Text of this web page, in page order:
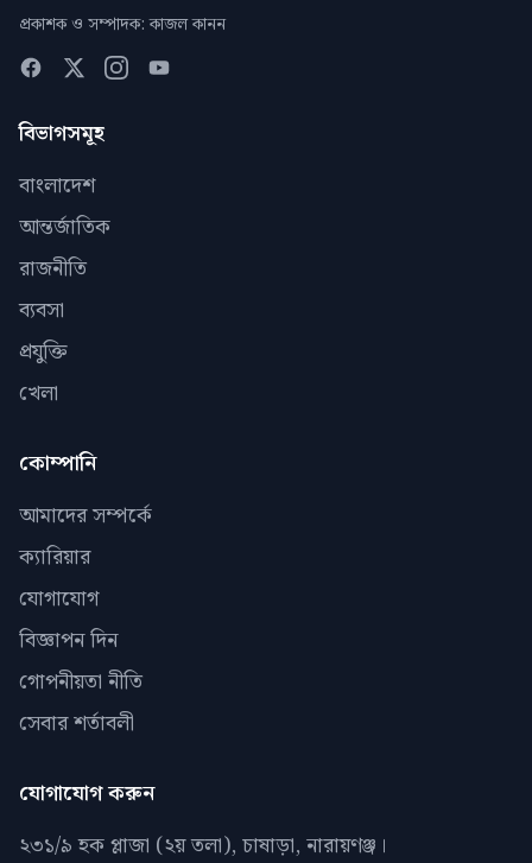
প্রকাশক ও সম্পাদক: কাজল কানন
বিভাগসমূহ
বাংলাদেশ
আন্তর্জাতিক
রাজনীতি
ব্যবসা
প্রযুক্তি
খেলা
কোম্পানি
আমাদের সম্পর্কে
ক্যারিয়ার
যোগাযোগ
বিজ্ঞাপন দিন
গোপনীয়তা নীতি
সেবার শর্তাবলী
যোগাযোগ করুন
২৩১/৯ হক প্লাজা (২য় তলা), চাষাড়া, নারায়ণঞ্জ।